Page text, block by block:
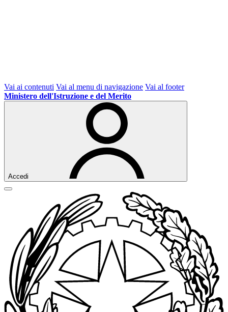
Vai ai contenuti Vai al menu di navigazione Vai al footer
Ministero dell'Istruzione e del Merito
Accedi